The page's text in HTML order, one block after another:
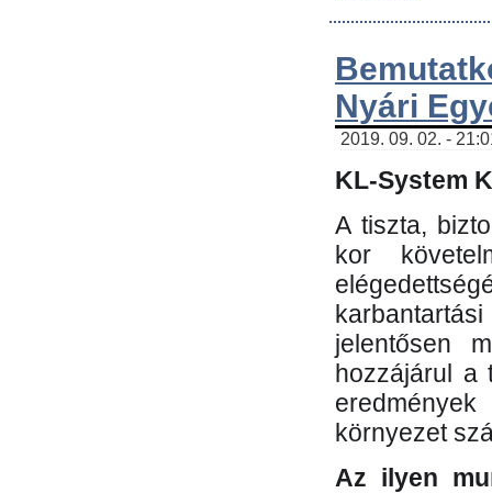
Nyári
2019. 09. 02. -
KL-System
A tiszta,
kor
jelentősen
hozzájárul a
környezet
Az ilyen